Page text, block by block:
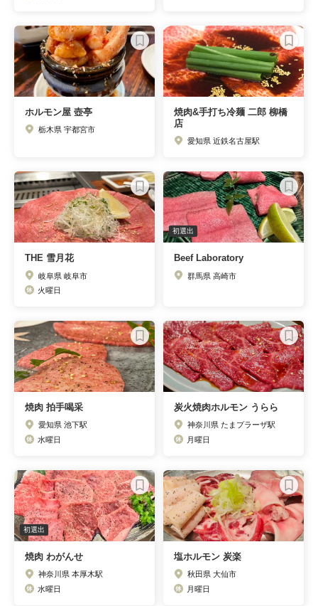
ホルモン屋 壺亭
栃木県 宇都宮市
焼肉&手打ち冷麺 二郎 柳橋
店
愛知県 近鉄名古屋駅
THE 雪月花
岐阜県 岐阜市
火曜日
初選出
Beef Laboratory
群馬県 高崎市
焼肉 拍手喝采
愛知県 池下駅
水曜日
炭火焼肉ホルモン うらら
神奈川県 たまプラーザ駅
月曜日
初選出
焼肉 わがんせ
神奈川県 本厚木駅
水曜日
塩ホルモン 炭楽
秋田県 大仙市
月曜日